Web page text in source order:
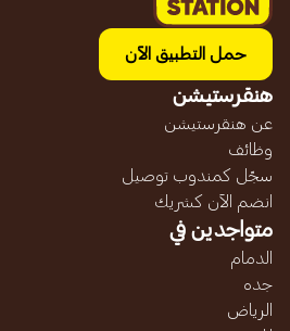
حمل التطبيق الآن
هنقرستيشن
عن هنقرستيشن
وظائف
سجّل كمندوب توصيل
انضم الآن كشريك
متواجدين في
الدمام
جده
الرياض